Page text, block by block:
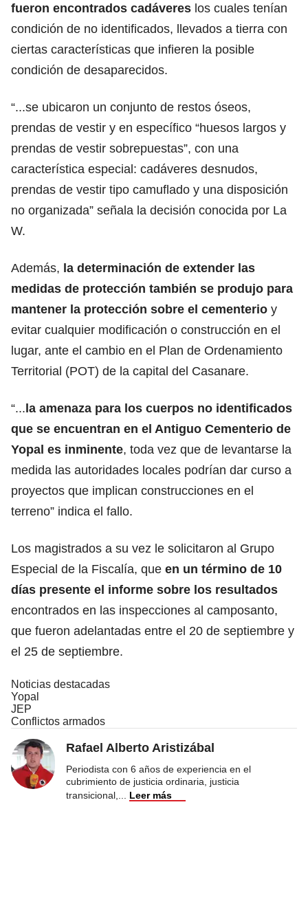
fueron encontrados cadáveres los cuales tenían
condición de no identificados, llevados a tierra con
ciertas características que infieren la posible
condición de desaparecidos.
“...se ubicaron un conjunto de restos óseos,
prendas de vestir y en específico “huesos largos y
prendas de vestir sobrepuestas”, con una
característica especial: cadáveres desnudos,
prendas de vestir tipo camuflado y una disposición
no organizada” señala la decisión conocida por La
W.
Además, la determinación de extender las
medidas de protección también se produjo para
mantener la protección sobre el cementerio y
evitar cualquier modificación o construcción en el
lugar, ante el cambio en el Plan de Ordenamiento
Territorial (POT) de la capital del Casanare.
“...la amenaza para los cuerpos no identificados
que se encuentran en el Antiguo Cementerio de
Yopal es inminente, toda vez que de levantarse la
medida las autoridades locales podrían dar curso a
proyectos que implican construcciones en el
terreno” indica el fallo.
Los magistrados a su vez le solicitaron al Grupo
Especial de la Fiscalía, que en un término de 10
días presente el informe sobre los resultados
encontrados en las inspecciones al camposanto,
que fueron adelantadas entre el 20 de septiembre y
el 25 de septiembre.
Noticias destacadas
Yopal
JEP
Conflictos armados
Rafael Alberto Aristizábal
Periodista con 6 años de experiencia en el
cubrimiento de justicia ordinaria, justicia
transicional,
Leer más